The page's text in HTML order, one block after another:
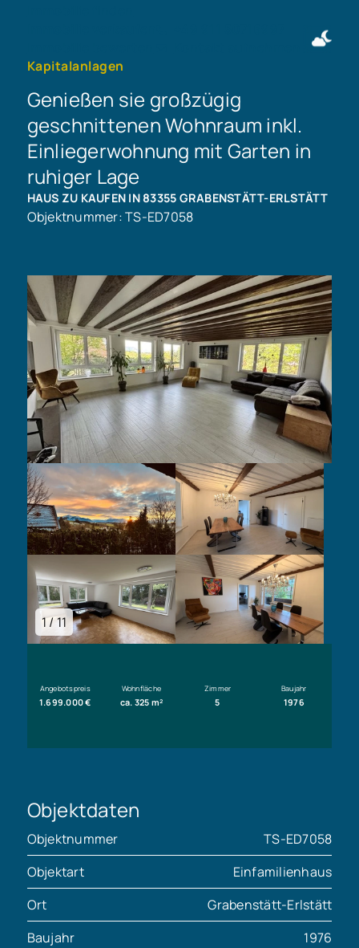
Kapitalanlagen
Genießen sie großzügig
geschnittenen Wohnraum inkl.
Einliegerwohnung mit Garten in
ruhiger Lage
HAUS ZU KAUFEN IN 83355 GRABENSTÄTT-ERLSTÄTT
Objektnummer: TS-ED7058
1 / 11
Angebotspreis
1.699.000 €
Wohnfläche
ca. 325 m²
Zimmer
5
Baujahr
1976
Objektdaten
Objektnummer
TS-ED7058
Objektart
Einfamilienhaus
Ort
Grabenstätt-Erlstätt
Baujahr
1976